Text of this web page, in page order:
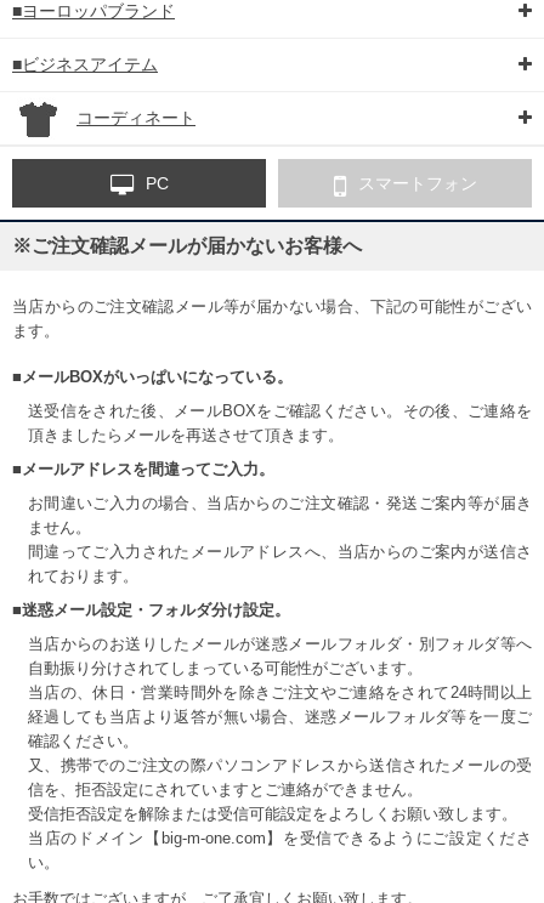
■ヨーロッパブランド
■ビジネスアイテム
コーディネート
PC スマートフォン
※ご注文確認メールが届かないお客様へ
当店からのご注文確認メール等が届かない場合、下記の可能性がござい
ます。
■メールBOXがいっぱいになっている。
送受信をされた後、メールBOXをご確認ください。その後、ご連絡を
頂きましたらメールを再送させて頂きます。
■メールアドレスを間違ってご入力。
お間違いご入力の場合、当店からのご注文確認・発送ご案内等が届き
ません。
間違ってご入力されたメールアドレスへ、当店からのご案内が送信さ
れております。
■迷惑メール設定・フォルダ分け設定。
当店からのお送りしたメールが迷惑メールフォルダ・別フォルダ等へ
自動振り分けされてしまっている可能性がございます。
当店の、休日・営業時間外を除きご注文やご連絡をされて24時間以上
経過しても当店より返答が無い場合、迷惑メールフォルダ等を一度ご
確認ください。
又、携帯でのご注文の際パソコンアドレスから送信されたメールの受
信を、拒否設定にされていますとご連絡ができません。
受信拒否設定を解除または受信可能設定をよろしくお願い致します。
当店のドメイン【big-m-one.com】を受信できるようにご設定くださ
い。
お手数ではございますが、ご了承宜しくお願い致します。